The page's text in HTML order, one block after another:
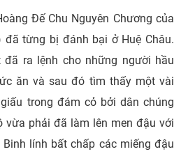
Đế Chu Nguyên Chương của
đã từng bị đánh bại ở Huệ Châu.
ra lệnh cho những người hầu
ăn và sau đó tìm thấy một vài
trong đám cỏ bởi dân chúng
vừa phải đã làm lên men đậu với
lính bất chấp các miếng đậu